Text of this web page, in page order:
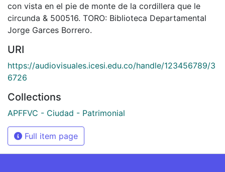
con vista en el pie de monte de la cordillera que le
circunda & 500516. TORO: Biblioteca Departamental
Jorge Garces Borrero.
URI
https://audiovisuales.icesi.edu.co/handle/123456789/3
6726
Collections
APFFVC - Ciudad - Patrimonial
Full item page